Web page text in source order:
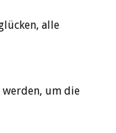
alle
werden, um die